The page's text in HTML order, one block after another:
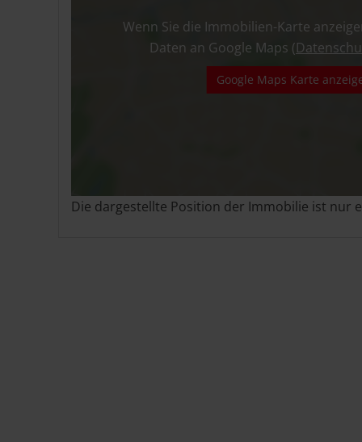
Wenn Sie die Immobilien-Karte
Daten an Google Maps (
Google Maps Karte
Die dargestellte Position der Immobilie ist nur